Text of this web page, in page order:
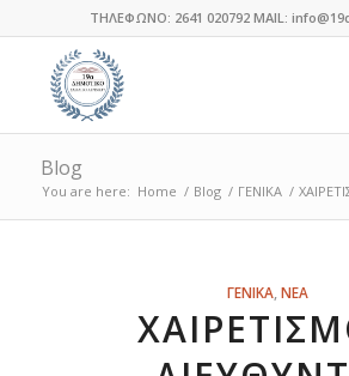
ΤΗΛΕΦΩΝΟ: 2641 020792 MAIL:
Blog
You are here: Home / Blog / ΓΕΝΙΚΑ /
ΓΕΝΙΚΑ, ΝΕΑ